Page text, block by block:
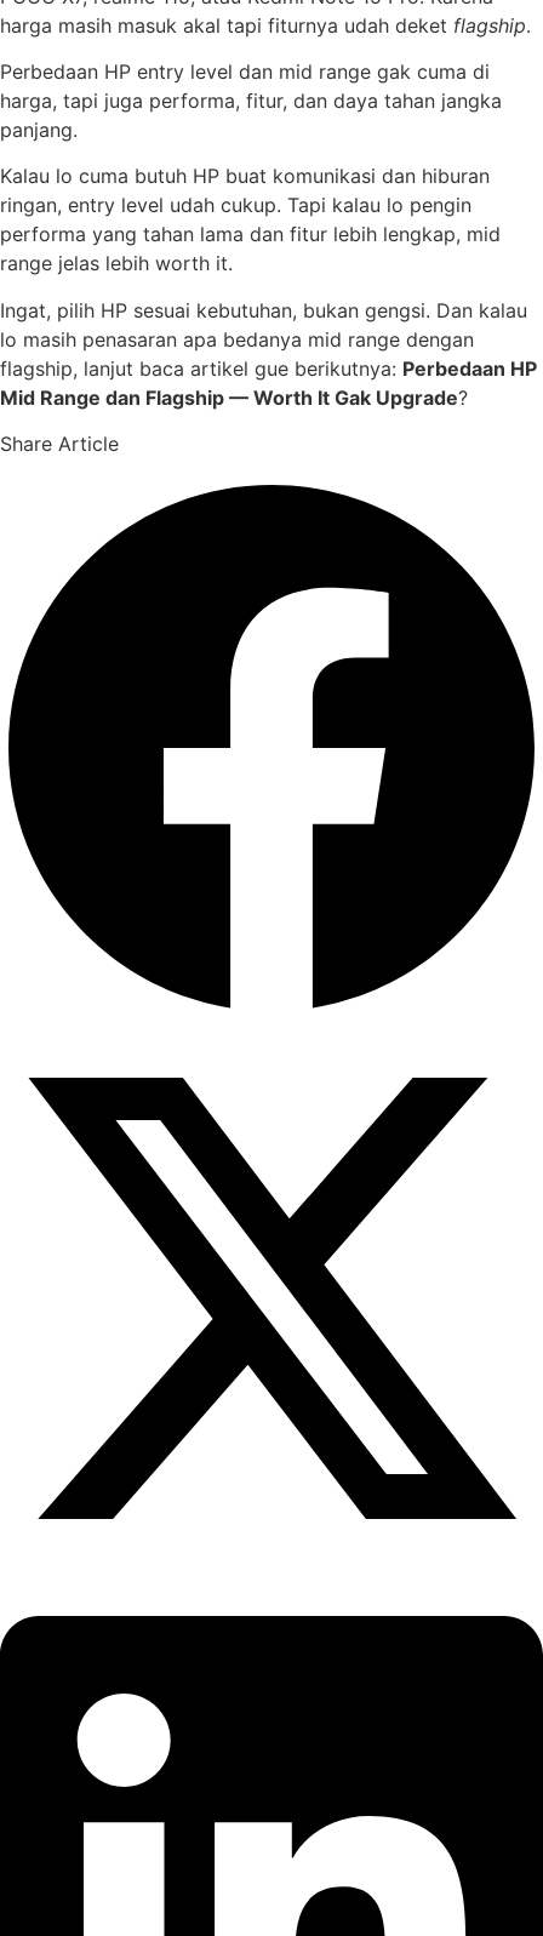
harga masih masuk akal tapi fiturnya udah deket flagship.
Perbedaan HP entry level dan mid range gak cuma di
harga, tapi juga performa, fitur, dan daya tahan jangka
panjang.
Kalau lo cuma butuh HP buat komunikasi dan hiburan
ringan, entry level udah cukup. Tapi kalau lo pengin
performa yang tahan lama dan fitur lebih lengkap, mid
range jelas lebih worth it.
Ingat, pilih HP sesuai kebutuhan, bukan gengsi. Dan kalau
lo masih penasaran apa bedanya mid range dengan
flagship, lanjut baca artikel gue berikutnya: Perbedaan HP
Mid Range dan Flagship — Worth It Gak Upgrade?
Share Article